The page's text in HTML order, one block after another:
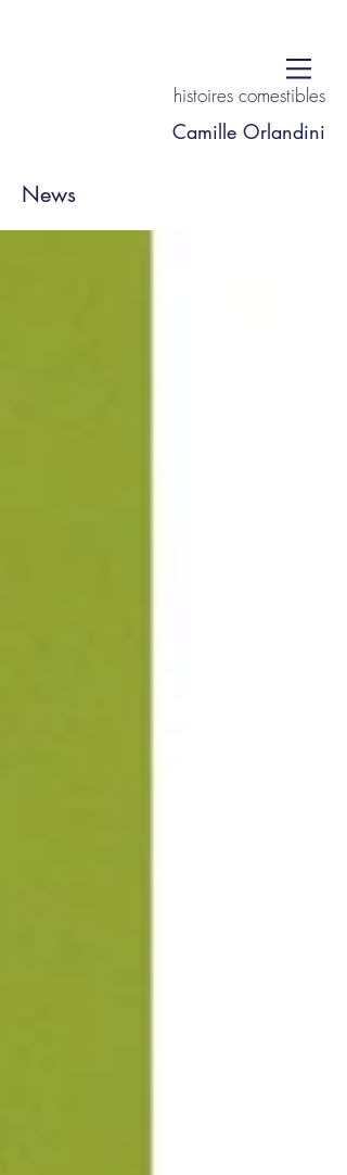
histoires comestibles
Camille Orlandini
News